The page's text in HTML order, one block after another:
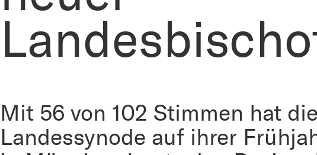
Mit 56 von 102 Stimmen hat die
Landessynode auf ihrer